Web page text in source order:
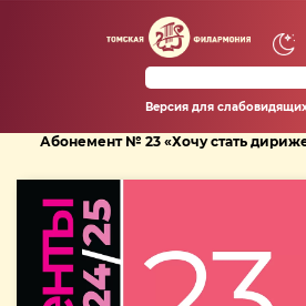
Версия для
Абонемент № 23 «Хочу стать